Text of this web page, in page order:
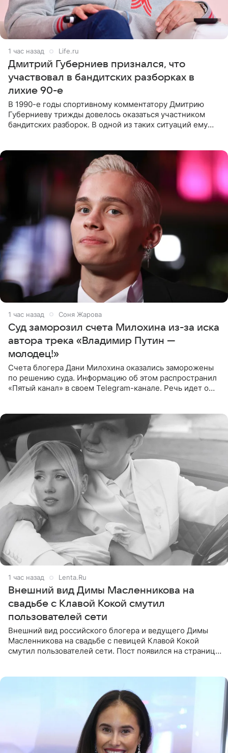
1 час назад Life.ru
Дмитрий Губерниев признался, что
участвовал в бандитских разборках в
лихие 90-е
В 1990-е годы спортивному комментатору Дмитрию
Губерниеву трижды довелось оказаться участником
бандитских разборок. В одной из таких ситуаций ему
1 час назад Соня Жарова
Суд заморозил счета Милохина из-за иска
автора трека «Владимир Путин —
молодец!»
Счета блогера Дани Милохина оказались заморожены
по решению суда. Информацию об этом распространил
«Пятый канал» в своем Telegram-канале. Речь идет о
1 час назад Lenta.Ru
Внешний вид Димы Масленникова на
свадьбе с Клавой Кокой смутил
пользователей сети
Внешний вид российского блогера и ведущего Димы
Масленникова на свадьбе с певицей Клавой Кокой
смутил пользователей сети. Пост появился на странице